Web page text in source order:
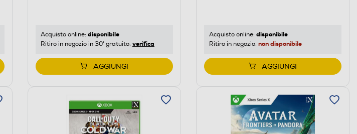
Acquisto online: disponibile
Ritiro in negozio in 30' gratuito: verifica
AGGIUNGI
Acquisto online: disponibile
Ritiro in negozio: non disponibile
AGGIUNGI